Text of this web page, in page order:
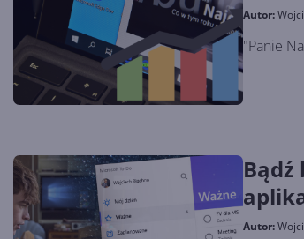
Autor:
"Panie
Autor: